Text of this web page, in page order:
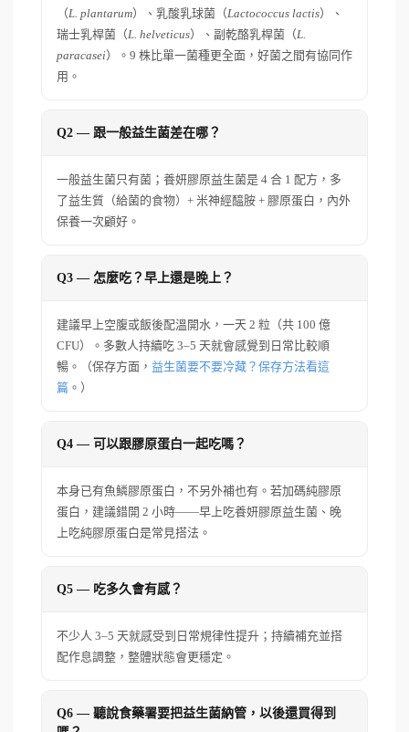
（L. plantarum）、乳酸乳球菌（Lactococcus lactis）、
瑞士乳桿菌（L. helveticus）、副乾酪乳桿菌（L.
paracasei）。9 株比單一菌種更全面，好菌之間有協同作
用。
Q2 — 跟一般益生菌差在哪？
一般益生菌只有菌；養妍膠原益生菌是 4 合 1 配方，多
了益生質（給菌的食物）+ 米神經醯胺 + 膠原蛋白，內外
保養一次顧好。
Q3 — 怎麼吃？早上還是晚上？
建議早上空腹或飯後配溫開水，一天 2 粒（共 100 億
CFU）。多數人持續吃 3–5 天就會感覺到日常比較順
暢。（保存方面， 益生菌要不要冷藏？保存方法看這
篇 。）
Q4 — 可以跟膠原蛋白一起吃嗎？
本身已有魚鱗膠原蛋白，不另外補也有。若加碼純膠原
蛋白，建議錯開 2 小時——早上吃養妍膠原益生菌、晚
上吃純膠原蛋白是常見搭法。
Q5 — 吃多久會有感？
不少人 3–5 天就感受到日常規律性提升；持續補充並搭
配作息調整，整體狀態會更穩定。
Q6 — 聽說食藥署要把益生菌納管，以後還買得到